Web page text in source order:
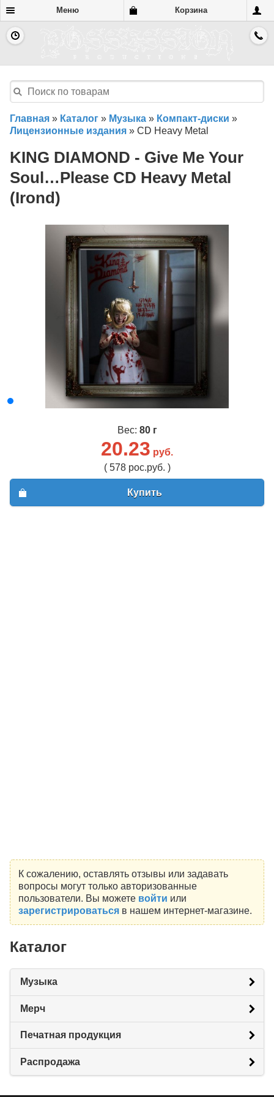
Меню Корзина
Главная » Каталог » Музыка » Компакт-диски »
Лицензионные издания » CD Heavy Metal
KING DIAMOND - Give Me Your
Soul…Please CD Heavy Metal
(Irond)
Вес: 80 г
20.23 руб.
( 578 рос.руб. )
Купить
К сожалению, оставлять отзывы или задавать
вопросы могут только авторизованные
пользователи. Вы можете войти или
зарегистрироватьсяв нашем интернет-магазине.
Каталог
Музыка
Мерч
Печатная продукция
Распродажа